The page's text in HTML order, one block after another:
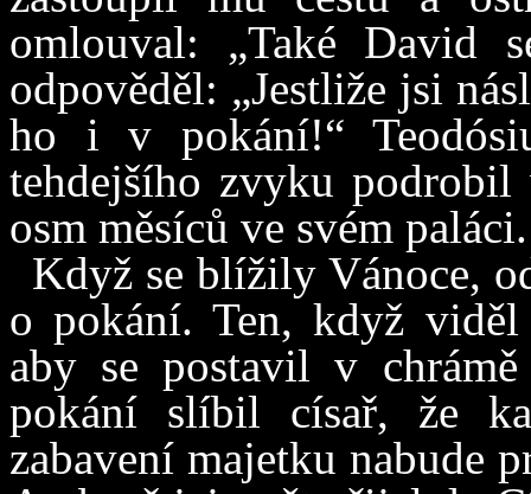
omlouval: „Také David
odpověděl: „Jestliže jsi
ho i v pokání!“
tehdejšího zvyku podrobil
osm měsíců ve svém paláci.
Když se blížily Vánoce,
o pokání. Ten, když
aby se postavil v
pokání slíbil císař, že
zabavení majetku nabude